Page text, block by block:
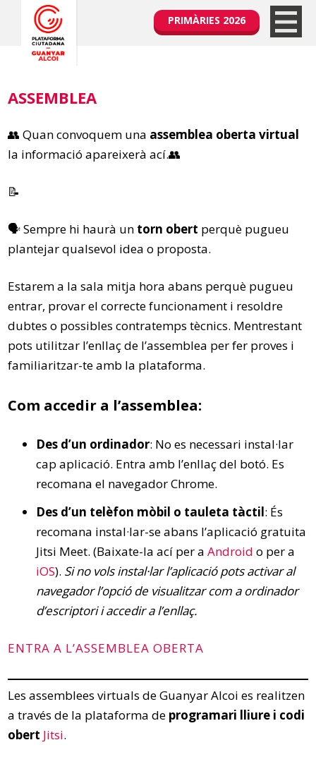
PRIMÀRIES 2026
ASSEMBLEA
👥 Quan convoquem una assemblea oberta virtual
la informació apareixerà ací.👥
📝
🗣 Sempre hi haurà un torn obert perquè pugueu
plantejar qualsevol idea o proposta.
Estarem a la sala mitja hora abans perquè pugueu
entrar, provar el correcte funcionament i resoldre
dubtes o possibles contratemps tècnics. Mentrestant
pots utilitzar l’enllaç de l’assemblea per fer proves i
familiaritzar-te amb la plataforma.
Com accedir a l’assemblea:
Des d’un ordinador: No es necessari instal·lar
cap aplicació. Entra amb l’enllaç del botó. Es
recomana el navegador Chrome.
Des d’un telèfon mòbil o tauleta tàctil: És
recomana instal·lar-se abans l’aplicació gratuita
Jitsi Meet. (Baixate-la ací per aAndroid o per a
iOS). Si no vols instal·lar l’aplicació pots activar al
navegador l’opció de visualitzar com a ordinador
d’escriptori i accedir a l’enllaç.
ENTRA A L’ASSEMBLEA OBERTA
Les assemblees virtuals de Guanyar Alcoi es realitzen
a través de la plataforma de programari lliure i codi
obert Jitsi.